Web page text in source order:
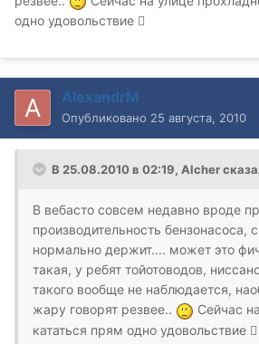
одно удовольствие 
AlexandrM
Опубликовано 25 августа, 2010
В 25.08.2010 в 02:19, Alcher
В вебасто совсем недавно вроде
производительность бензонасоса,
нормально держит.... может это
такая, у ребят тойотоводов,
такого вообще не наблюдается,
жару говорят резвее..
Сейчас
кататься прям одно удовольствие 